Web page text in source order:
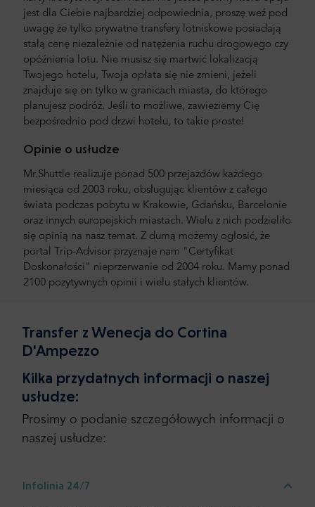
jest dla Ciebie najbardziej odpowiednia, proszę weź pod
uwagę że tylko prywatne transfery lotniskowe posiadają
stałą cenę niezależnie od natężenia ruchu drogowego czy
opóźnienia lotu. Nie musisz się martwić lokalizacją
Twojego hotelu, Twoja opłata się nie zmieni, jeżeli
znajduje się on tylko w granicach miasta, do którego
planujesz podróż. Jeśli to możliwe, zawieziemy Cię
bezpośrednio pod drzwi hotelu, to takie proste!
Opinie o usłudze
Mr.Shuttle realizuje ponad 500 przejazdów każdego
miesiąca od 2003 roku, obsługując klientów z całego
świata podczas pobytu w Krakowie, Gdańsku, Barcelonie
oraz innych europejskich miastach. Wielu z nich podzieliło
się opinią na nasz temat. Z dumą możemy ogłosić, że
portal Trip-Advisor przyznaje nam "Certyfikat
Doskonałości" nieprzerwanie od 2004 roku. Mamy ponad
2100 pozytywnych opinii i wielu stałych klientów.
Transfer z Wenecja do Cortina
D'Ampezzo
Kilka przydatnych informacji o naszej
usłudze:
Prosimy o podanie szczegółowych informacji o
naszej usłudze:
Infolinia 24/7